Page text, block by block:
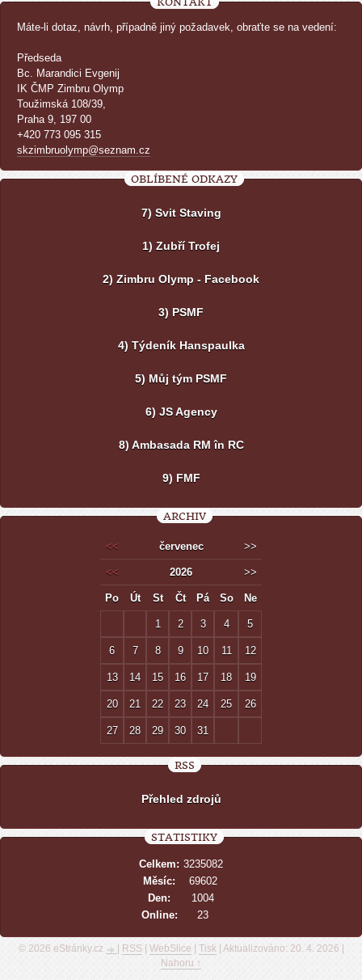
Máte-li dotaz, návrh, případně jiný požadavek, obraťte se na vedení:
Předseda
Bc. Marandici Evgenij
IK ČMP Zimbru Olymp
Toužimská 108/39,
Praha 9, 197 00
+420 773 095 315
skzimbruolymp@seznam.cz
OBLÍBENÉ ODKAZY
7) Svit Staving
1) Zubří Trofej
2) Zimbru Olymp - Facebook
3) PSMF
4) Týdeník Hanspaulka
5) Můj tým PSMF
6) JS Agency
8) Ambasada RM în RC
9) FMF
ARCHIV
<< červenec >>
<< 2026 >>
Po Út St Čt Pá So Ne
1 2 3 4 5
6 7 8 9 10 11 12
13 14 15 16 17 18 19
20 21 22 23 24 25 26
27 28 29 30 31
RSS
Přehled zdrojů
STATISTIKY
Online: 23
Celkem: 3235082
Měsíc:
69602
Den:
1004
© 2026 eStránky.cz RSS| WebSlice Tisk| Aktualizováno: 20. 4. 2026
Nahoru ↑